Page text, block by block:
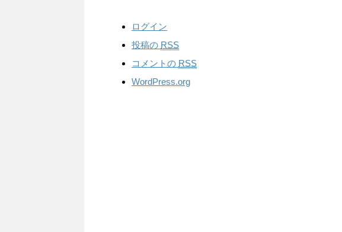
ログイン
投稿の RSS
コメントの RSS
WordPress.org